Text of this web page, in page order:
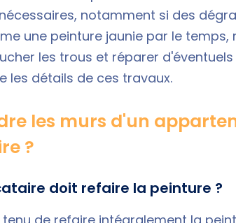
notamment si des
une peinture jaunie par le temps,
les trous et réparer d'éventuels
les détails de ces travaux.
les murs d'un
?
doit refaire la peinture ?